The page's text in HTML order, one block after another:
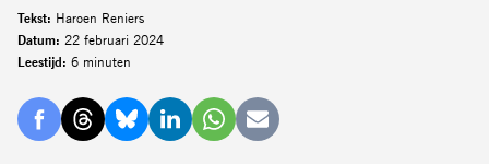
Tekst: Haroen Reniers
Datum: 22 februari 2024
Leestijd: 6 minuten
DelenDelenDelenDelenDelenDelen